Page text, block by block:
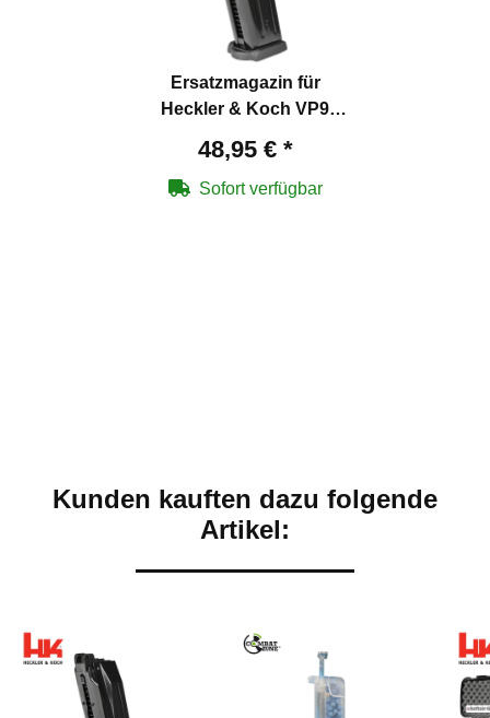
Ersatzmagazin für
Heckler & Koch VP9
mm BB Gas Blowback
48,95 € *
Sofort verfügbar
Kunden kauften dazu folgende
Artikel: